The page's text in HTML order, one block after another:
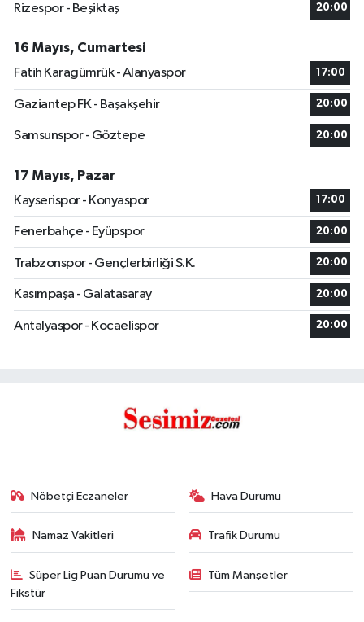
Rizespor - Beşiktaş
20:00
16 Mayıs, Cumartesi
Fatih Karagümrük - Alanyaspor
17:00
Gaziantep FK - Başakşehir 20:00
Samsunspor - Göztepe 20:00
17 Mayıs, Pazar
Kayserispor - Konyaspor
17:00
Fenerbahçe - Eyüpspor 20:00
Trabzonspor - Gençlerbirliği S.K. 20:00
Kasımpaşa - Galatasaray 20:00
Antalyaspor - Kocaelispor 20:00
Nöbetçi Eczaneler Hava Durumu
Namaz Vakitleri Trafik Durumu
Süper Lig Puan Durumu ve
Fikstür
Tüm Manşetler